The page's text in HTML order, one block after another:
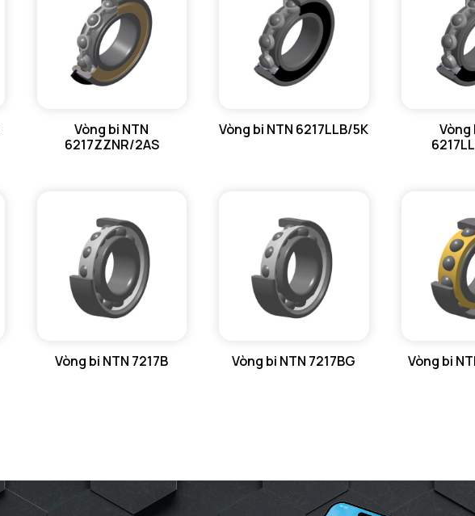
Ca -
ra max -
r1a -
Vòng bi NTN
6217ZZNR/2AS
Vòng bi NTN 6217LLB/5K
Vòng
Vòng bi NTN 7217B Vòng bi NTN 7217BG Vòng bi